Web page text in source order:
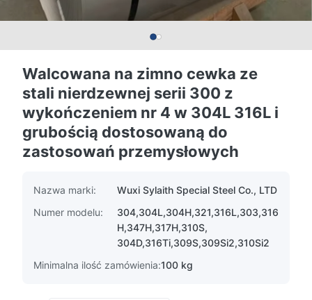
Walcowana na zimno cewka ze
stali nierdzewnej serii 300 z
wykończeniem nr 4 w 304L 316L i
grubością dostosowaną do
zastosowań przemysłowych
Nazwa marki:
Wuxi Sylaith Special Steel Co., LTD
Numer modelu:
304,304L,304H,321,316L,303,316
H,347H,317H,310S,
304D,316Ti,309S,309Si2,310Si2
Minimalna ilość zamówienia:100 kg